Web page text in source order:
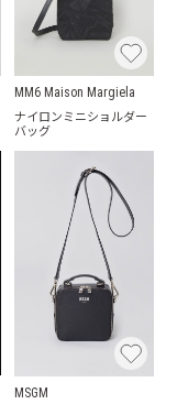
MM6 Maison Margiela
ナイロンミニショルダー
バッグ
MSGM